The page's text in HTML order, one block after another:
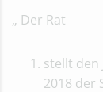
„ Der Rat
stellt den
2018 der